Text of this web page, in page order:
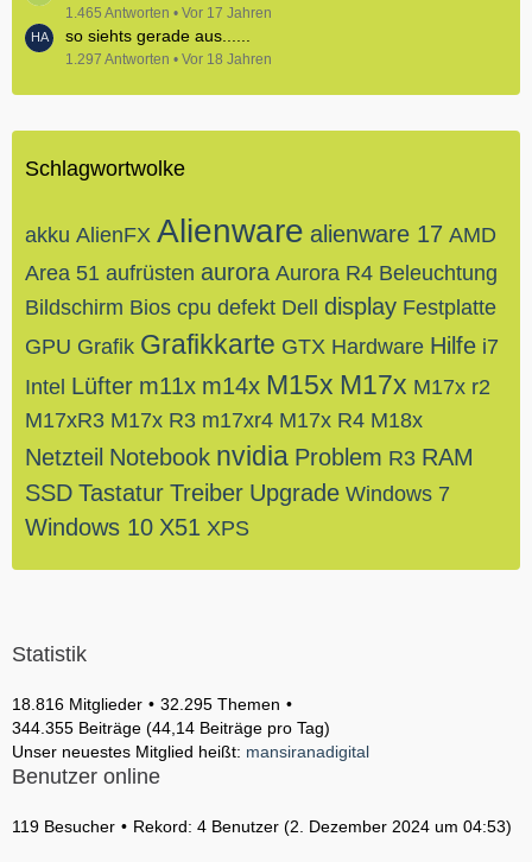
1.465 Antworten Vor 17 Jahren
so siehts gerade aus......
1.297 Antworten Vor 18 Jahren
Schlagwortwolke
akku AlienFX Alienware alienware 17 AMD
Area 51 aufrüsten aurora Aurora R4 Beleuchtung
Bildschirm Bios cpu defekt Dell display Festplatte
GPU Grafik Grafikkarte GTX Hardware Hilfe i7
Intel Lüfter m11x m14x M15x M17x M17x r2
M17xR3 M17x R3 m17xr4 M17x R4 M18x
Netzteil Notebook nvidia Problem R3 RAM
SSD Tastatur Treiber Upgrade Windows 7
Windows 10 X51 XPS
Statistik
18.816 Mitglieder
32.295 Themen
344.355 Beiträge (44,14 Beiträge pro Tag)
Unser neuestes Mitglied heißt: mansiranadigital
Benutzer online
119 Besucher Rekord: 4 Benutzer (2. Dezember 2024 um 04:53)